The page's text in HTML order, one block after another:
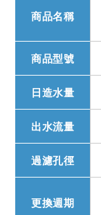
商品名稱
商品型號
日造水量
出水流量
過濾孔徑
更換週期